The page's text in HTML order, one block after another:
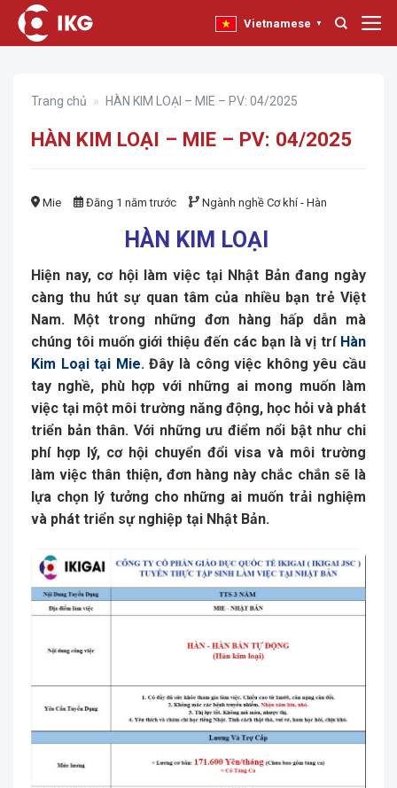
qua
Vietnamese ▼
Trang chủ » HÀN KIM LOẠI – MIE – PV: 04/2025
HÀN KIM LOẠI – MIE – PV: 04/2025
Mie Đăng 1 năm trước Ngành nghề Cơ khí - Hàn
HÀN KIM LOẠI
Hiện nay, cơ hội làm việc tại Nhật Bản đang ngày
càng thu hút sự quan tâm của nhiều bạn trẻ Việt
Nam. Một trong những đơn hàng hấp dẫn mà
chúng tôi muốn giới thiệu đến các bạn là vị trí Hàn
Kim Loại tại Mie. Đây là công việc không yêu cầu
tay nghề, phù hợp với những ai mong muốn làm
việc tại một môi trường năng động, học hỏi và phát
triển bản thân. Với những ưu điểm nổi bật như chi
phí hợp lý, cơ hội chuyển đổi visa và môi trường
làm việc thân thiện, đơn hàng này chắc chắn sẽ là
lựa chọn lý tưởng cho những ai muốn trải nghiệm
và phát triển sự nghiệp tại Nhật Bản.